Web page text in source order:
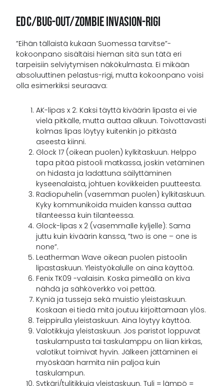
EDC/Bug-Out/Zombie Invasion-Rigi
”Eihän tällaistä kukaan Suomessa tarvitse”-
kokoonpano sisältäisi hieman sitä sun tätä eri
tarpeisiin selviytymisen näkökulmasta. Ei mikään
absoluuttinen pelastus-rigi, mutta kokoonpano voisi
olla esimerkiksi seuraava:
AK-lipas x 2: Kaksi täyttä kiväärin lipasta ei vie
vielä pitkälle, mutta auttaa alkuun. Toivottavasti
kolmas lipas löytyy kuitenkin jo pitkästä
aseesta kiinni.
Glock 17 (oikean puolen) kylkitaskuun. Helppo
tapa pitää pistooli matkassa, joskin vetäminen
on hidasta ja ladattuna säilyttäminen
kyseenalaista, johtuen kovikkeiden puutteesta.
Radiopuhelin (vasemman puolen) kylkitaskuun.
Kyky kommunikoida muiden kanssa auttaa
tilanteessa kuin tilanteessa.
Glock-lipas x 2 (vasemmalle kyljelle): Sama
juttu kuin kiväärin kanssa, ”two is one – one is
none”.
Leatherman Wave oikean puolen pistoolin
lipastaskuun. Yleistyökalulle on aina käyttöä.
Fenix TK09 -valaisin. Koska pimeällä on kiva
nähdä ja sähköverkko voi pettää.
Kyniä ja tusseja sekä muistio yleistaskuun.
Koskaan ei tiedä mitä joutuu kirjoittamaan ylös.
Teippirulla yleistaskuun. Aina löytyy käyttöä.
Valotikkuja yleistaskuun. Jos paristot loppuvat
taskulampusta tai taskulamppu on liian kirkas,
valotikut toimivat hyvin. Jälkeen jättäminen ei
myöskään harmita niin paljoa kuin
taskulampun.
Sytkäri/tulitikkuja yleistaskuun. Tuli = lämpö =